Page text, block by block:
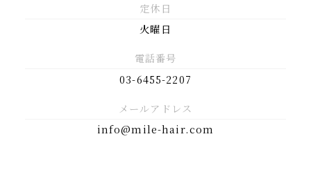
定休日
火曜日
電話番号
03-6455-2207
メールアドレス
info@mile-hair.com